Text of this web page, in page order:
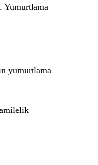
Yumurtlama
yumurtlama